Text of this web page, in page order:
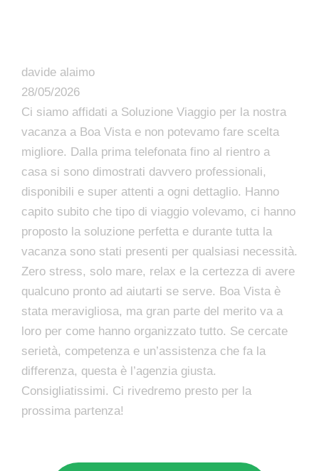
davide alaimo
28/05/2026
Ci siamo affidati a Soluzione Viaggio per la nostra
vacanza a Boa Vista e non potevamo fare scelta
migliore. Dalla prima telefonata fino al rientro a
casa si sono dimostrati davvero professionali,
disponibili e super attenti a ogni dettaglio. Hanno
capito subito che tipo di viaggio volevamo, ci hanno
proposto la soluzione perfetta e durante tutta la
vacanza sono stati presenti per qualsiasi necessità.
Zero stress, solo mare, relax e la certezza di avere
qualcuno pronto ad aiutarti se serve. Boa Vista è
stata meravigliosa, ma gran parte del merito va a
loro per come hanno organizzato tutto. Se cercate
serietà, competenza e un’assistenza che fa la
differenza, questa è l’agenzia giusta.
Consigliatissimi. Ci rivedremo presto per la
prossima partenza!